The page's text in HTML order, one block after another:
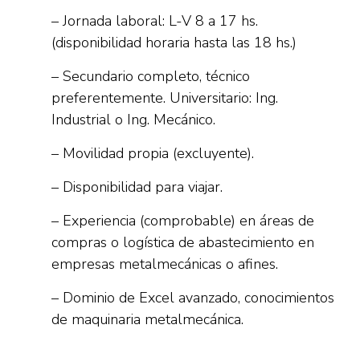
– Jornada laboral: L-V 8 a 17 hs.
(disponibilidad horaria hasta las 18 hs.)
– Secundario completo, técnico
preferentemente. Universitario: Ing.
Industrial o Ing. Mecánico.
– Movilidad propia (excluyente).
– Disponibilidad para viajar.
– Experiencia (comprobable) en áreas de
compras o logística de abastecimiento en
empresas metalmecánicas o afines.
– Dominio de Excel avanzado, conocimientos
de maquinaria metalmecánica.